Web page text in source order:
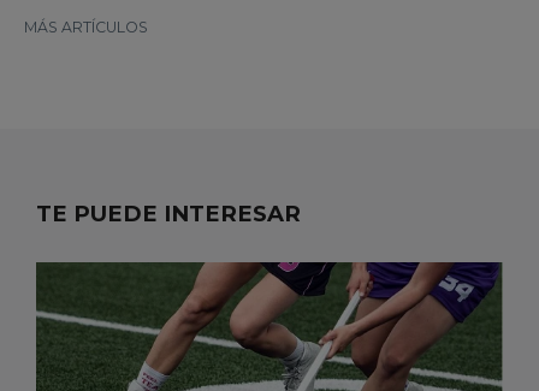
MÁS ARTÍCULOS
TE PUEDE INTERESAR